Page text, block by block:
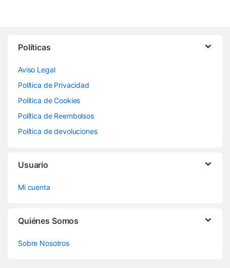
Políticas
Aviso Legal
Política de Privacidad
Politica de Cookies
Política de Reembolsos
Política de devoluciones
Usuario
Mi cuenta
Quiénes Somos
Sobre Nosotros